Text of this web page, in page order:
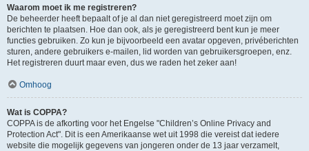
Waarom moet ik me registreren?
De beheerder heeft bepaalt of je al dan niet geregistreerd moet zijn om
berichten te plaatsen. Hoe dan ook, als je geregistreerd bent kun je meer
functies gebruiken. Zo kun je bijvoorbeeld een avatar opgeven, privéberichten
sturen, andere gebruikers e-mailen, lid worden van gebruikersgroepen, enz.
Het registreren duurt maar even, dus we raden het zeker aan!
Omhoog
Wat is COPPA?
COPPA is de afkorting voor het Engelse "Children’s Online Privacy and
Protection Act". Dit is een Amerikaanse wet uit 1998 die vereist dat iedere
website die mogelijk gegevens van jongeren onder de 13 jaar verzamelt,